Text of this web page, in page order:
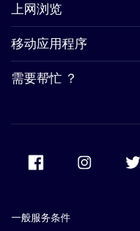
上网浏览
移动应用程序
需要帮忙 ？
Accor Facebook
一般服务条件